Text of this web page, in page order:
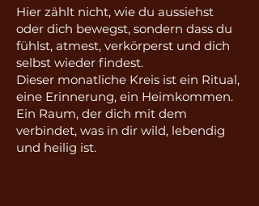
Hier zählt nicht, wie du aussiehst
oder dich bewegst, sondern dass du
fühlst, atmest, verkörperst und dich
selbst wieder findest.
Dieser monatliche Kreis ist ein Ritual,
eine Erinnerung, ein Heimkommen.
Ein Raum, der dich mit dem
verbindet, was in dir wild, lebendig
und heilig ist.